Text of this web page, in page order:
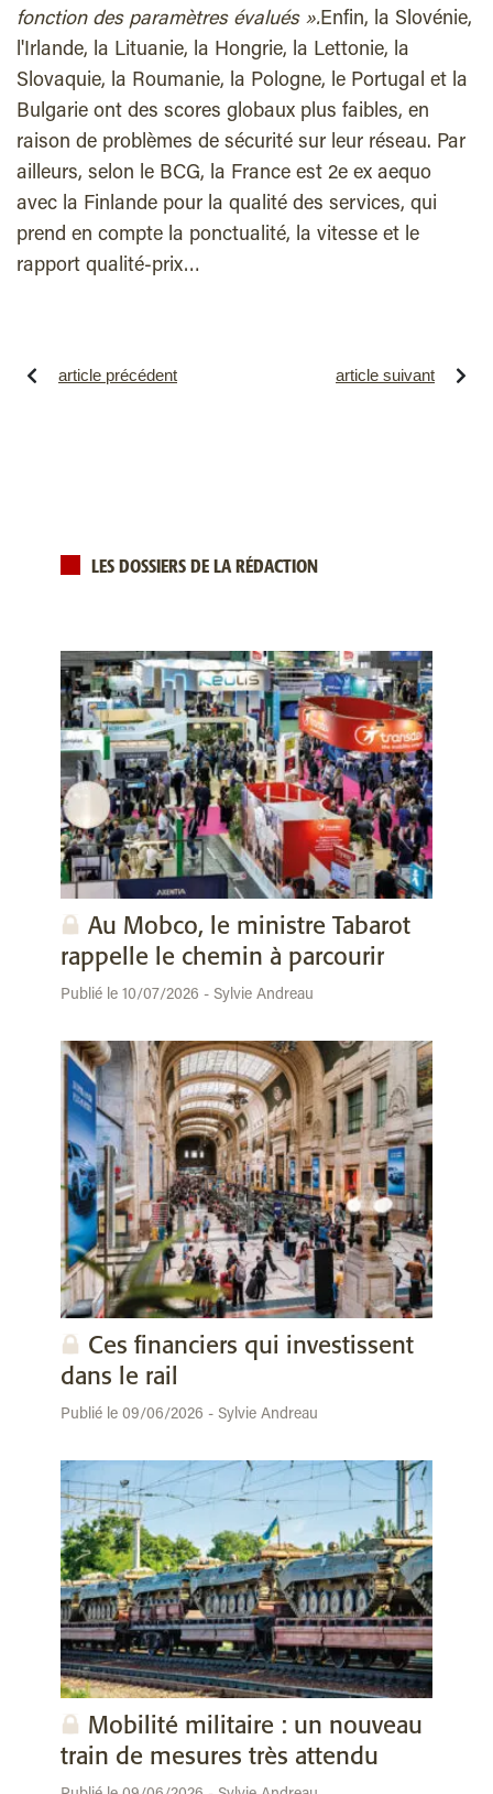
fonction des paramètres évalués ».Enfin, la Slovénie,
l'Irlande, la Lituanie, la Hongrie, la Lettonie, la
Slovaquie, la Roumanie, la Pologne, le Portugal et la
Bulgarie ont des scores globaux plus faibles, en
raison de problèmes de sécurité sur leur réseau. Par
ailleurs, selon le BCG, la France est 2e ex aequo
avec la Finlande pour la qualité des services, qui
prend en compte la ponctualité, la vitesse et le
rapport qualité-prix…
article précédent article suivant
LES DOSSIERS DE LA RÉDACTION
Au Mobco, le ministre Tabarot
rappelle le chemin à parcourir
Publié le 10/07/2026 - Sylvie Andreau
Ces financiers qui investissent
dans le rail
Publié le 09/06/2026 - Sylvie Andreau
Mobilité militaire : un nouveau
train de mesures très attendu